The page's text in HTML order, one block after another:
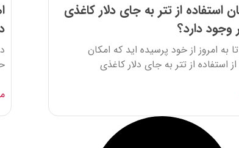
استفاده از تتر به جای دلار کاغذی
وجود دارد؟
به امروز از خود پرسیده اید که امکان
استفاده از تتر به جای دلار کاغذی